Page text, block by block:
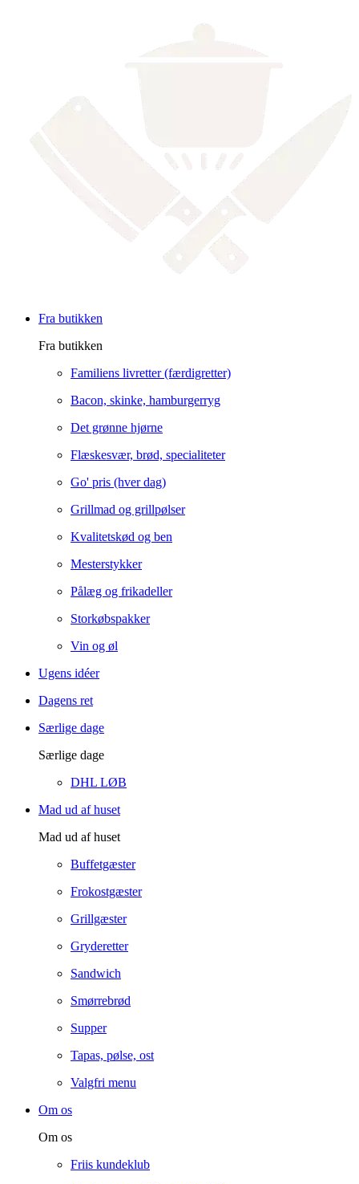
Fra butikken
Fra butikken
Familiens livretter (færdigretter)
Bacon, skinke, hamburgerryg
Det grønne hjørne
Flæskesvær, brød, specialiteter
Go' pris (hver dag)
Grillmad og grillpølser
Kvalitetskød og ben
Mesterstykker
Pålæg og frikadeller
Storkøbspakker
Vin og øl
Ugens idéer
Dagens ret
Særlige dage
Særlige dage
DHL LØB
Mad ud af huset
Mad ud af huset
Buffetgæster
Frokostgæster
Grillgæster
Gryderetter
Sandwich
Smørrebrød
Supper
Tapas, pølse, ost
Valgfri menu
Om os
Om os
Friis kundeklub